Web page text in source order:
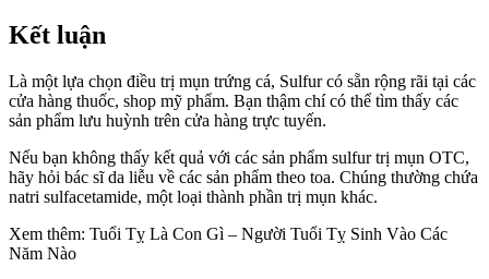
Kết luận
Là một lựa chọn điều trị mụn trứng cá, Sulfur có sẵn rộng rãi tại các
cửa hàng thuốc, shop mỹ phẩm. Bạn thậm chí có thể tìm thấy các
sản phẩm lưu huỳnh trên cửa hàng trực tuyến.
Nếu bạn không thấy kết quả với các sản phẩm sulfur trị mụn OTC,
hãy hỏi bác sĩ da liễu về các sản phẩm theo toa. Chúng thường chứa
natri sulfacetamide, một loại thành phần trị mụn khác.
Xem thêm: Tuổi Tỵ Là Con Gì – Người Tuổi Tỵ Sinh Vào Các
Năm Nào